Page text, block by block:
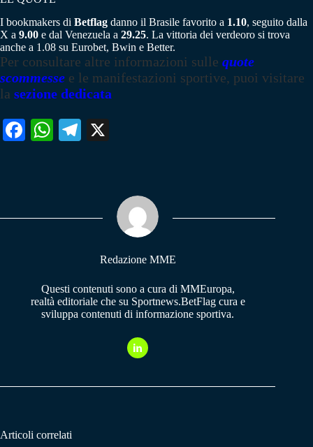
I bookmakers di Betflag danno il Brasile favorito a 1.10, seguito dalla
X a 9.00 e dal Venezuela a 29.25. La vittoria dei verdeoro si trova
anche a 1.08 su Eurobet, Bwin e Better.
Per consultare altre informazioni sulle quote
scommesse e le manifestazioni sportive, puoi visitare
la sezione dedicata
Fa W
pp
Te
m
Redazione MME
Questi contenuti sono a cura di MMEuropa,
realtà editoriale che su Sportnews.BetFlag cura e
sviluppa contenuti di informazione sportiva.
Articoli correlati